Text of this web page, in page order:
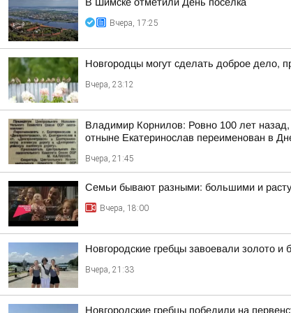
Вчера, 17:25
Новгородцы могут сделать доброе дело,
Вчера, 23:12
Владимир Корнилов: Ровно 100 лет назад,
отныне Екатеринослав переименован в
Вчера, 21:45
Семьи бывают разными: большими и
Вчера, 18:00
Новгородские гребцы завоевали золото
Вчера, 21:33
Новгородские гребцы победили на